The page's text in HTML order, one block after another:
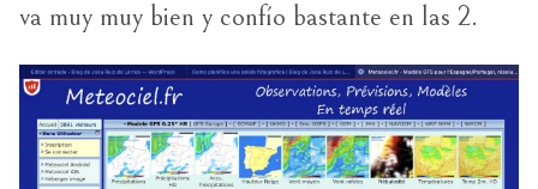
va muy muy bien y confío bastante en las 2.